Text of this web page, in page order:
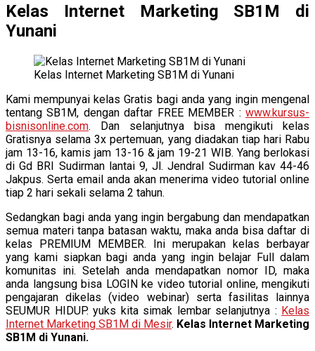
Kelas Internet Marketing SB1M di
Yunani
Kelas Internet Marketing SB1M di Yunani
Kami mempunyai kelas Gratis bagi anda yang ingin mengenal
tentang SB1M, dengan daftar FREE MEMBER : www.kursus-
bisnisonline.com. Dan selanjutnya bisa mengikuti kelas
Gratisnya selama 3x pertemuan, yang diadakan tiap hari Rabu
jam 13-16, kamis jam 13-16 & jam 19-21 WIB. Yang berlokasi
di Gd BRI Sudirman lantai 9, Jl. Jendral Sudirman kav 44-46
Jakpus. Serta email anda akan menerima video tutorial online
tiap 2 hari sekali selama 2 tahun.
Sedangkan bagi anda yang ingin bergabung dan mendapatkan
semua materi tanpa batasan waktu, maka anda bisa daftar di
kelas PREMIUM MEMBER. Ini merupakan kelas berbayar
yang kami siapkan bagi anda yang ingin belajar Full dalam
komunitas ini. Setelah anda mendapatkan nomor ID, maka
anda langsung bisa LOGIN ke video tutorial online, mengikuti
pengajaran dikelas (video webinar) serta fasilitas lainnya
SEUMUR HIDUP. yuks kita simak lembar selanjutnya : Kelas
Internet Marketing SB1M di Mesir. Kelas Internet Marketing
SB1M di Yunani.